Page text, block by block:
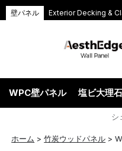
壁パネル Exterior Decking &
WPC壁パネル 塩ビ大理
ホーム >竹炭ウッドパネル >
シ